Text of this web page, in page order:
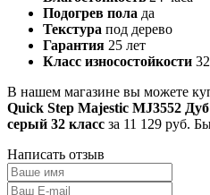
Подогрев пола да
Текстура под дерево
Гарантия 25 лет
Класс износостойкости 32
В нашем магазине вы можете
Quick Step Majestic MJ3552
серый 32 класс за 11 129 руб.
Написать отзыв